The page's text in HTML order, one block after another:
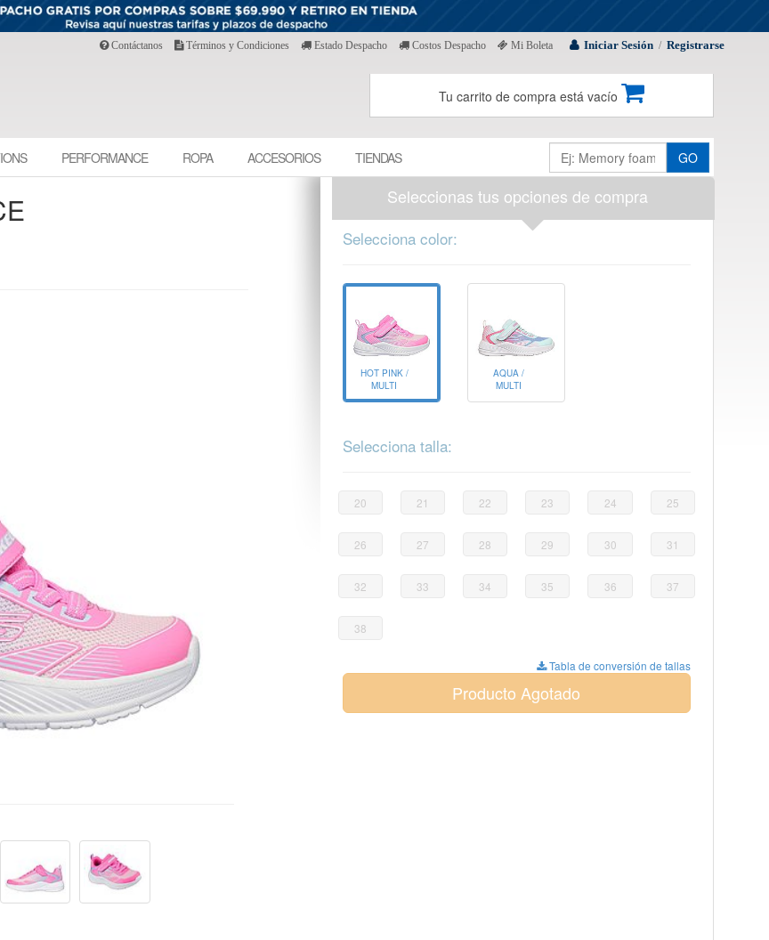
Iniciar Sesión / Registrarse
Contáctanos Términos y Condiciones Estado Despacho Costos Despacho Mi Boleta
Tu carrito de compra está vacío
PERFORMANCE ROPA ACCESORIOS TIENDAS GO
Seleccionas tus opciones de compra
Selecciona color:
HOT PINK /
MULTI
AQUA /
MULTI
Selecciona talla:
20 21 22 23 24 25
26 27 28 29 30 31
32 33 34 35 36 37
38
Tabla de conversión de tallas
Producto Agotado